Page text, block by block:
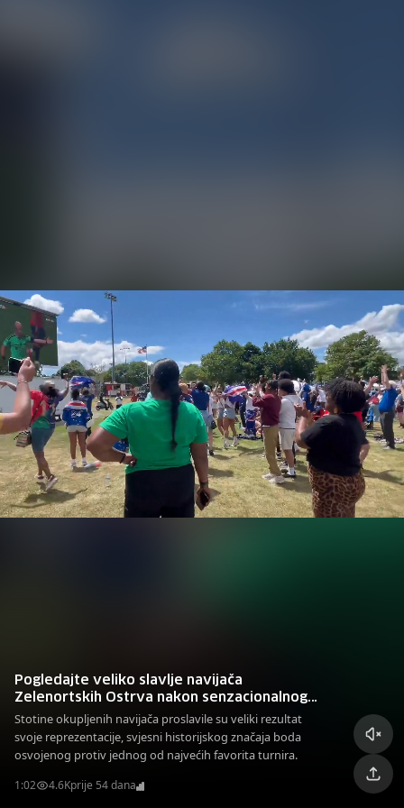
Pogledajte veliko slavlje navijača
Zelenortskih Ostrva nakon senzacionalnog
remija protiv Španije
Stotine okupljenih navijača proslavile su veliki rezultat
svoje reprezentacije, svjesni historijskog značaja boda
osvojenog protiv jednog od najvećih favorita turnira.
1:02 4.6Kprije 54 dana